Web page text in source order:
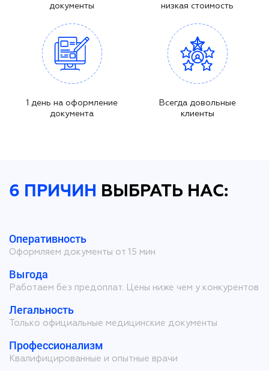
документы
низкая стоимость
1 день на оформление
документа
Всегда довольные
клиенты
6 ПРИЧИН ВЫБРАТЬ НАС:
Оперативность
Оформляем документы от 15 мин
Выгода
Работаем без предоплат. Цены ниже чем у конкурентов
Легальность
Только официальные медицинские документы
Профессионализм
Квалифицированные и опытные врачи